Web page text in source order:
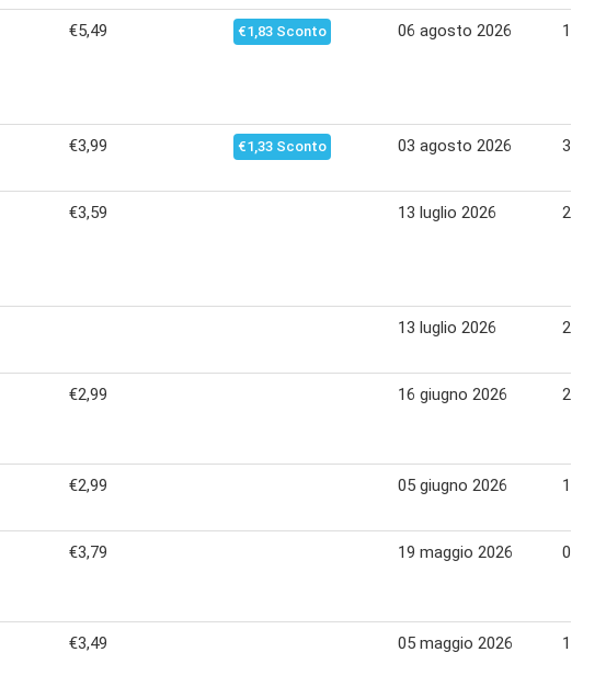
€5,49 €1,83 Sconto 06 agosto 2026 19
€3,99 €1,33 Sconto 03 agosto 2026 31
€3,59 13 luglio 2026 23
13 luglio 2026 23
€2,99 16 giugno 2026 29
€2,99 05 giugno 2026 15
€3,79 19 maggio 2026 03
€3,49 05 maggio 2026 18